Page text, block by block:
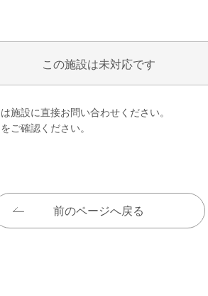
この施設は未対応です
施設に直接お問い合わせください。
をご確認ください。
前のページへ戻る